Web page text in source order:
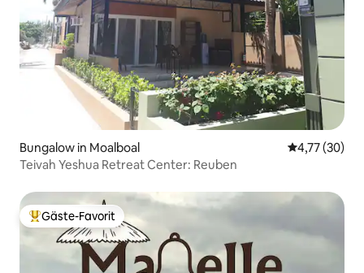
Bungalow in Moalboal
4,77 (30)
Teivah Yeshua Retreat Center: Reuben
Beliebter Gäste-Favorit.
Gäste-Favorit